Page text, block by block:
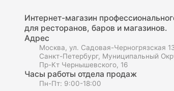
Интернет-магазин
для ресторанов, баров и магазинов.
Адрес
Москва, ул. Садовая-Черногрязская
Санкт-Петербург, Муниципальный
Пр-Кт Чернышевского, 16
Часы работы отдела продаж
Пн-Пт: 9:00-18:00